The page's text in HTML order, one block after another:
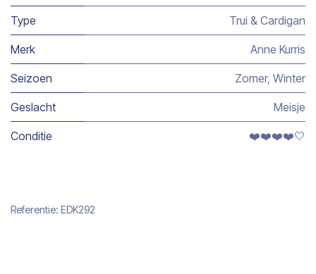
Type Trui & Cardigan
Merk Anne Kurris
Seizoen Zomer, Winter
Geslacht Meisje
Conditie ❤️❤️❤️❤️🤍
Referentie: EDK292